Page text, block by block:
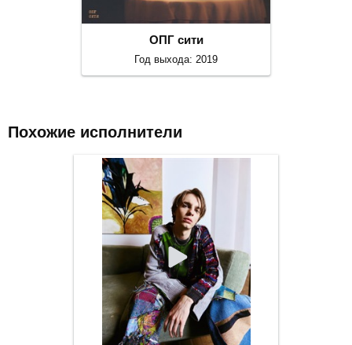
ОПГ сити
Год выхода: 2019
Похожие исполнители